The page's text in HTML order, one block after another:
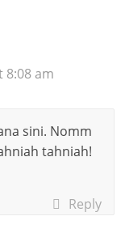
8:08 am
sini. Nomm
tahniah!
Reply